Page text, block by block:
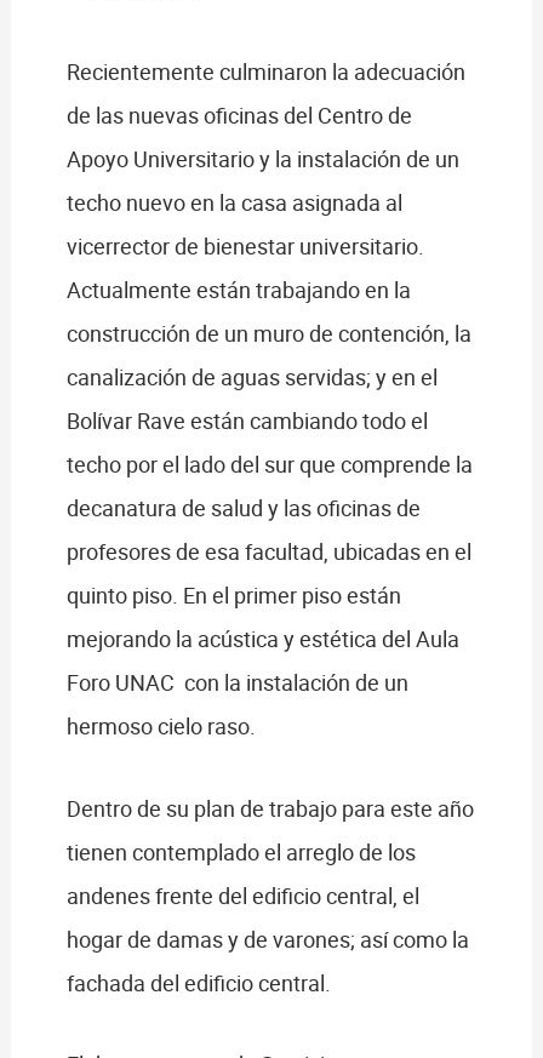
Recientemente culminaron la adecuación
de las nuevas oficinas del Centro de
Apoyo Universitario y la instalación de un
techo nuevo en la casa asignada al
vicerrector de bienestar universitario.
Actualmente están trabajando en la
construcción de un muro de contención, la
canalización de aguas servidas; y en el
Bolívar Rave están cambiando todo el
techo por el lado del sur que comprende la
decanatura de salud y las oficinas de
profesores de esa facultad, ubicadas en el
quinto piso. En el primer piso están
mejorando la acústica y estética del Aula
Foro UNAC con la instalación de un
hermoso cielo raso.
Dentro de su plan de trabajo para este año
tienen contemplado el arreglo de los
andenes frente del edificio central, el
hogar de damas y de varones; así como la
fachada del edificio central.